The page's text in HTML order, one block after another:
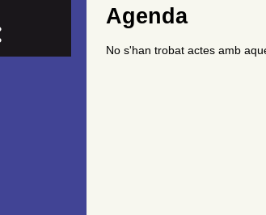
Agenda
No s'han trobat actes amb